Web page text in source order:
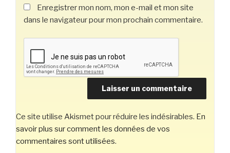
Enregistrer mon nom, mon e-mail et mon site
dans le navigateur pour mon prochain commentaire.
Ce site utilise Akismet pour réduire les indésirables. En
savoir plus sur comment les données de vos
commentaires sont utilisées.